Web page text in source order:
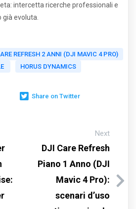
intercetta ricerche professionali e
evoluta.
REFRESH 2 ANNI (DJI MAVIC 4 PRO)
HORUS DYNAMICS
Share on Twitter
Next
DJI Care Refresh
Piano 1 Anno (DJI
Mavic 4 Pro):
scenari d’uso